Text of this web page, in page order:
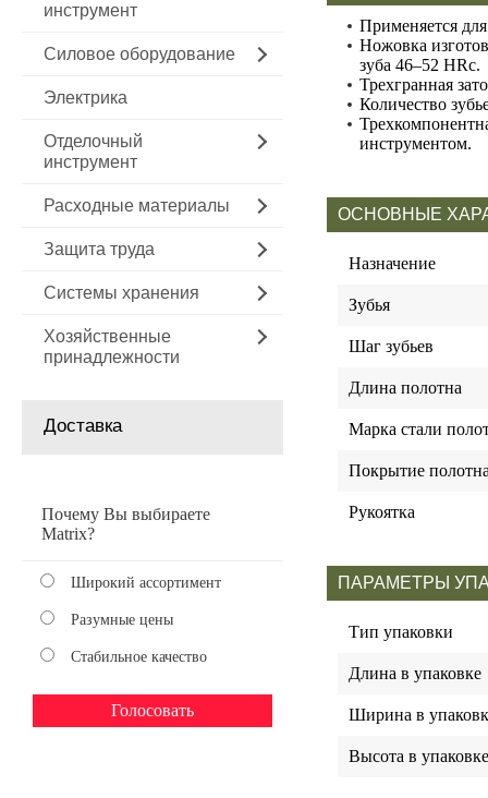
инструмент
Силовое оборудование
Электрика
Отделочный
инструмент
Расходные материалы
Защита труда
Системы хранения
Хозяйственные
принадлежности
Доставка
Почему Вы выбираете
Matrix?
Широкий ассортимент
Разумные цены
Стабильное качество
Применяется
Ножовка
зуба 46–52 HRс.
Трехгранная
Количество
инструментом.
ОСНОВНЫЕ
Назначение
Зубья
Шаг зубьев
Длина полотна
Марка стали
Покрытие
Рукоятка
ПАРАМЕТРЫ
Тип упаковки
Длина в упаковке
Ширина в
Высота в упаковке